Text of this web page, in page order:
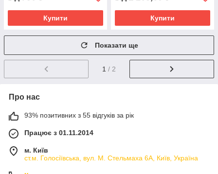
Купити Купити
Показати ще
1 / 2
Про нас
93% позитивних з 55 відгуків за рік
Працює з 01.11.2014
м. Київ
ст.м. Голосіївська, вул. М. Стельмаха 6А, Київ, Україна